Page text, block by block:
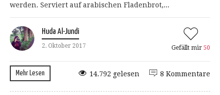
werden. Serviert auf arabischen Fladenbrot,...
Huda Al-Jundi
2. Oktober 2017 Gefällt mir 50
Mehr Lesen 8 Kommentare
14.792 gelesen